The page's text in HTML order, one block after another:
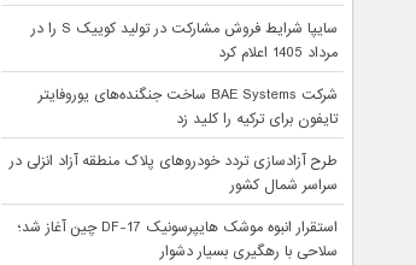
سایپا شرایط فروش مشارکت در تولید کوییک S را در
مرداد 1405 اعلام کرد
شرکت BAE Systems ساخت جنگنده‌های یوروفایتر
تایفون برای ترکیه را کلید زد
طرح آزادسازی تردد خودروهای پلاک منطقه آزاد انزلی در
سراسر شمال کشور
استقرار انبوه موشک هایپرسونیک DF-17 چین آغاز شد؛
سلاحی با رهگیری بسیار دشوار